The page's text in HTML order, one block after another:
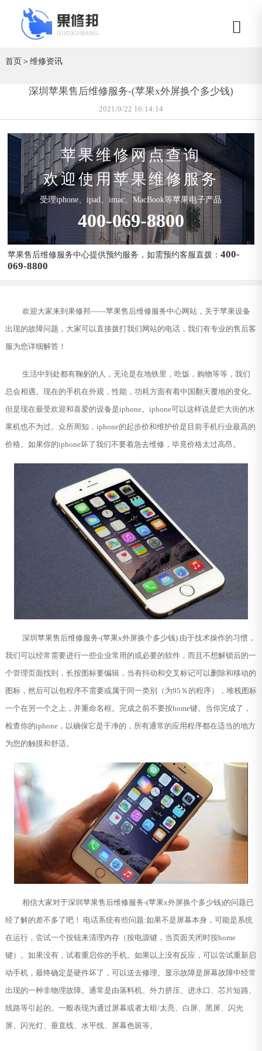
首页＞维修资讯
深圳苹果售后维修服务-(苹果x外屏换个多少钱)
2021/9/22 16:14:14
苹果维修网点查询
欢迎使用苹果维修服务
受理iphone、ipad、imac、MacBook等苹果电子产品
400-069-8800
苹果售后维修服务中心提供预约服务，如需预约客服直拨：400-
069-8800
欢迎大家来到果修邦——苹果售后维修服务中心网站，关于苹果设备
出现的故障问题，大家可以直接拨打我们网站的电话，我们有专业的售后客
服为您详细解答！
生活中到处都有鞠躬的人，无论是在地铁里，吃饭，购物等等，我们
总会相遇。现在的手机在外观，性能，功耗方面有着中国翻天覆地的变化。
但是现在最受欢迎和喜爱的设备是iphone。iphone可以这样说是烂大街的水
果机也不为过。众所周知，iphone的起步价和维护价是目前手机行业最高的
价格。如果你的iphone坏了我们不要着急去维修，毕竟价格太过高昂。
深圳苹果售后维修服务-(苹果x外屏换个多少钱) 由于技术操作的习惯，
我们可以经常需要进行一些企业常用的或必要的软件，而且不想解锁后的一
个管理页面找到，长按图标要编辑，当有抖动和交叉标记可以删除和移动的
图标，然后可以包程序不需要或属于同一类别（为95％的程序），堆栈图标
一个在另一个之上，并重命名框。完成之前不要按home键。当你完成了，
检查你的iphone，以确保它是干净的，所有通常的应用程序都在适当的地方
为您的触摸和舒适。
相信大家对于深圳苹果售后维修服务-(苹果x外屏换个多少钱)的问题已
经了解的差不多了吧！ 电话系统有些问题:如果不是屏幕本身，可能是系统
在运行，尝试一个按钮来清理内存（按电源键，当页面关闭时按home
键）。如果没有，试着重启你的手机。如果以上没有反应，可以尝试重新启
动手机，最终确定是硬件坏了，可以送去修理。显示故障是屏幕故障中经常
出现的一种非物理故障。通常是由落料机、外力挤压、进水口、芯片短路、
线路等引起的。一般表现为通过屏幕或者太暗/太亮、白屏、黑屏、闪光
屏、闪光灯、垂直线、水平线、屏幕色斑等。